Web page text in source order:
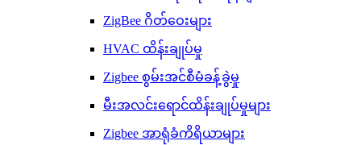
ZigBee ဂိတ်ဝေးများ
HVAC ထိန်းချုပ်မှု
Zigbee စွမ်းအင်စီမံခန့်ခွဲမှု
မီးအလင်းရောင်ထိန်းချုပ်မှုများ
Zigbee အာရုံခံကိရိယာများ